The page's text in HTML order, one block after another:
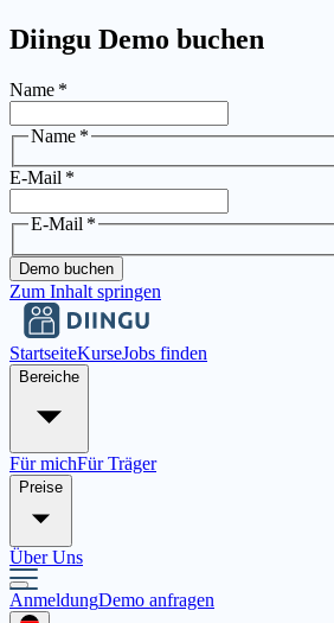
Diingu Demo buchen
Name *
Name *
E-Mail *
E-Mail *
Demo buchen
Zum Inhalt springen
StartseiteKurseJobs finden
Bereiche
Für michFür Träger
Preise
Über Uns
AnmeldungDemo anfragen